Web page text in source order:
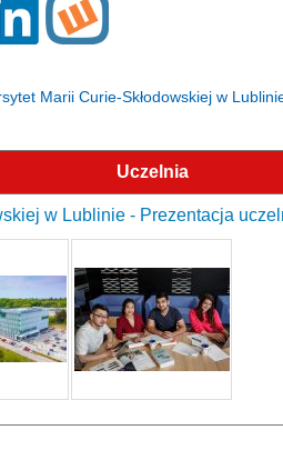
Marii Curie-Skłodowskiej w
Uczelnia
w Lublinie - Prezentacja